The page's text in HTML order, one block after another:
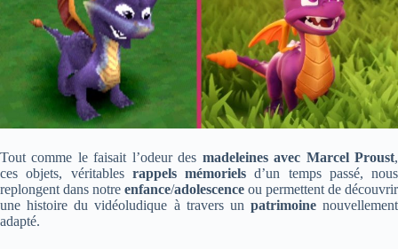
Tout comme le faisait l’odeur des madeleines avec Marcel Proust,
ces objets, véritables rappels mémoriels d’un temps passé, nous
replongent dans notre enfance/adolescence ou permettent de découvrir
une histoire du vidéoludique à travers un patrimoinenouvellement
adapté.